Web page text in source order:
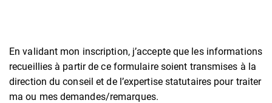
En validant mon inscription, j’accepte que les informations
recueillies à partir de ce formulaire soient transmises à la
direction du conseil et de l’expertise statutaires pour traiter
ma ou mes demandes/remarques.